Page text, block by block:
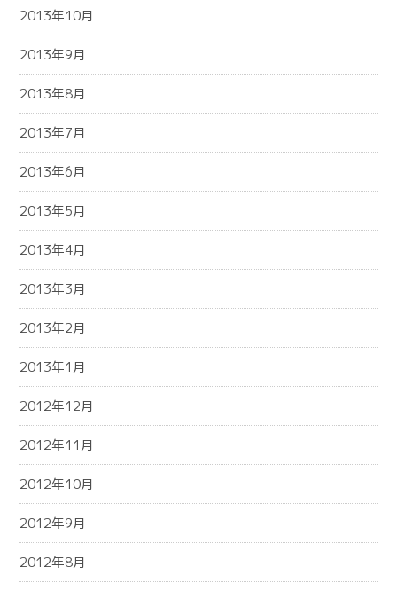
2013年10月
2013年9月
2013年8月
2013年7月
2013年6月
2013年5月
2013年4月
2013年3月
2013年2月
2013年1月
2012年12月
2012年11月
2012年10月
2012年9月
2012年8月